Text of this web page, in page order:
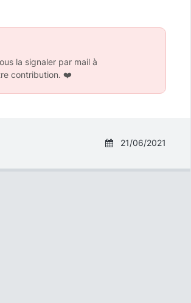
la signaler par mail à
contribution. ❤️
21/06/2021